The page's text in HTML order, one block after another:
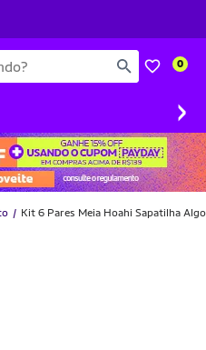
0
›
Kit 6 Pares Meia Hoahi Sapatilha